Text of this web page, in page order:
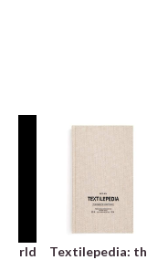
Textilepedia: